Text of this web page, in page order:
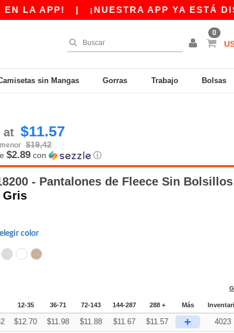
|¡NUESTRA APP YA ESTÁ
0
sin Mangas Gorras Trabajo Bolsas
at $11.57
$19,42
$2.89 con ⓘ
- Pantalones de Fleece Sin Bolsillos
Gris
elegir color
12-35 36-71 72-143 144-287 288 + Más
$12.70 $11.98 $11.88 $11.67 $11.57 + 4023